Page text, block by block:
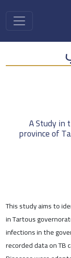
A Study in
province of
This study aims to
in Tartous
infections in the
recorded data on TB